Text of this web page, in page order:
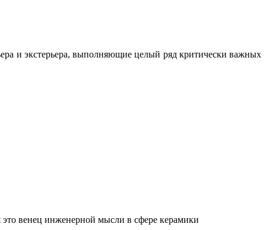
и экстерьера, выполняющие целый ряд критически важных
венец инженерной мысли в сфере керамики